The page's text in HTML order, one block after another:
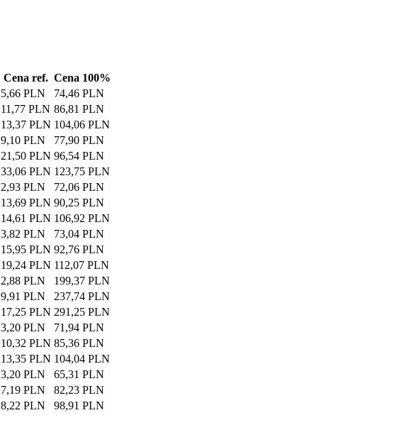
Cena ref. Cena 100%
5,66 PLN
74,46 PLN
11,77 PLN 86,81 PLN
13,37 PLN 104,06 PLN
9,10 PLN
77,90 PLN
21,50 PLN 96,54 PLN
33,06 PLN 123,75 PLN
2,93 PLN
72,06 PLN
13,69 PLN 90,25 PLN
14,61 PLN 106,92 PLN
3,82 PLN
73,04 PLN
15,95 PLN 92,76 PLN
19,24 PLN 112,07 PLN
2,88 PLN
199,37 PLN
9,91 PLN
237,74 PLN
17,25 PLN 291,25 PLN
3,20 PLN
71,94 PLN
10,32 PLN 85,36 PLN
13,35 PLN 104,04 PLN
3,20 PLN
65,31 PLN
7,19 PLN
82,23 PLN
8,22 PLN
98,91 PLN